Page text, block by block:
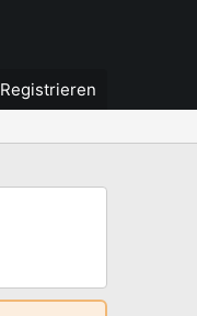
Registrieren